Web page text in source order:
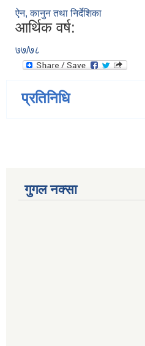
ऐन, कानुन तथा निर्देशिका
आर्थिक वर्ष:
७७/७८
प्रतिनिधि
गुगल नक्सा